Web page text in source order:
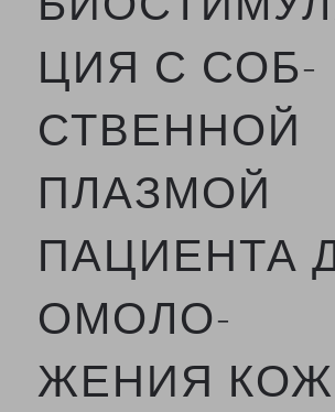
ЦИЯ С СОБ-
СТВЕННОЙ
ПЛАЗМОЙ
ПАЦИЕНТА
ОМОЛО-
ЖЕНИЯ